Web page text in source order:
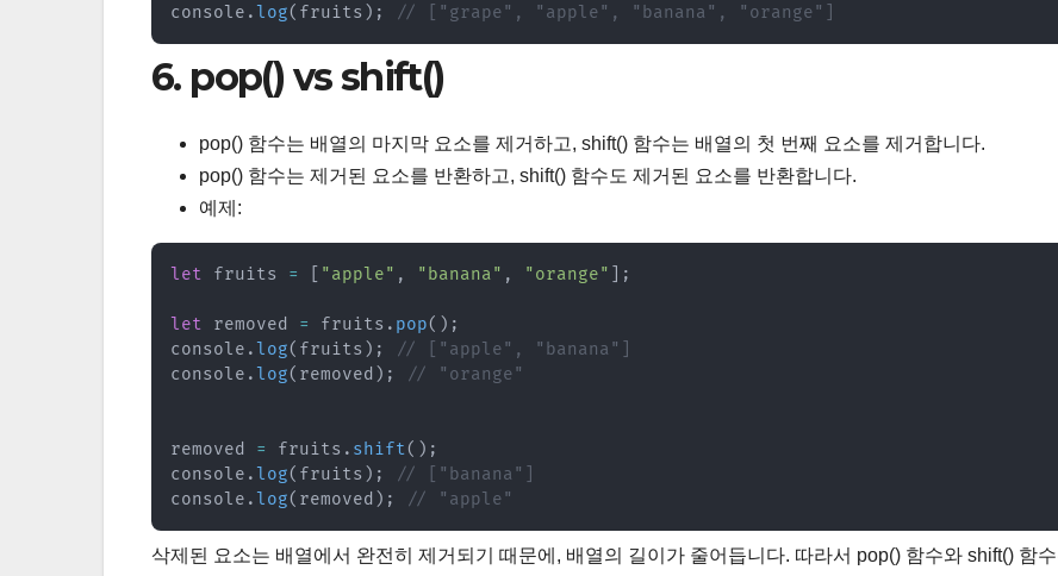
console .log( fruits ) ; // ["grape", "apple", "banana", "orange"]
6. pop() vs shift()
pop() 함수는 배열의 마지막 요소를 제거하고, shift() 함수는 배열의 첫 번째 요소를 제거합니다.
pop() 함수는 제거된 요소를 반환하고, shift() 함수도 제거된 요소를 반환합니다.
예제:
let fruits = "apple" , "banana" , "orange" ;
let removed = fruits . pop( ) ;
console .log( fruits ) ;
// ["apple", "banana"]
console .log( removed ) ; // "orange"
removed = fruits . shift( ) ;
console .log( fruits ) ;
// ["banana"]
console .log( removed ) ; // "apple"
삭제된 요소는 배열에서 완전히 제거되기 때문에, 배열의 길이가 줄어듭니다. 따라서 pop() 함수와 shift() 함